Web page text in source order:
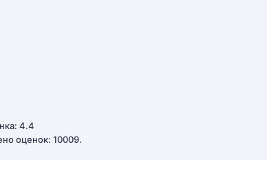
4.4
оценок: 10009.